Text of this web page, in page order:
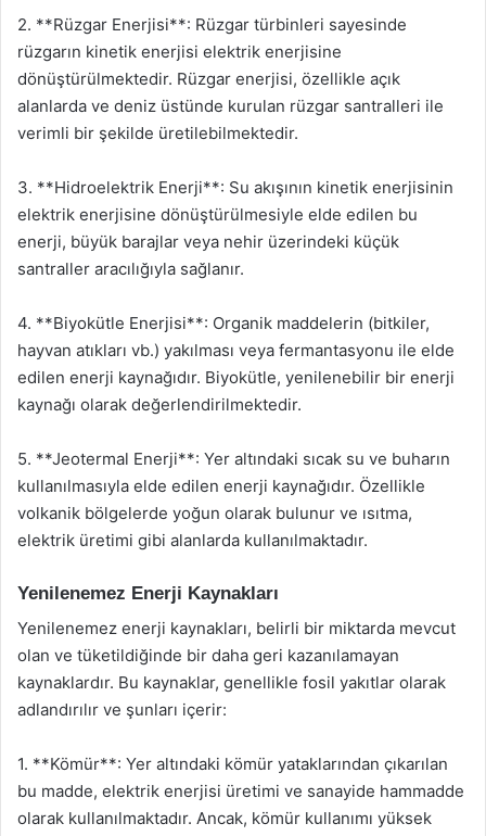
2. **Rüzgar Enerjisi**: Rüzgar türbinleri sayesinde
rüzgarın kinetik enerjisi elektrik enerjisine
dönüştürülmektedir. Rüzgar enerjisi, özellikle açık
alanlarda ve deniz üstünde kurulan rüzgar santralleri ile
verimli bir şekilde üretilebilmektedir.
3. **Hidroelektrik Enerji**: Su akışının kinetik enerjisinin
elektrik enerjisine dönüştürülmesiyle elde edilen bu
enerji, büyük barajlar veya nehir üzerindeki küçük
santraller aracılığıyla sağlanır.
4. **Biyokütle Enerjisi**: Organik maddelerin (bitkiler,
hayvan atıkları vb.) yakılması veya fermantasyonu ile elde
edilen enerji kaynağıdır. Biyokütle, yenilenebilir bir enerji
kaynağı olarak değerlendirilmektedir.
5. **Jeotermal Enerji**: Yer altındaki sıcak su ve buharın
kullanılmasıyla elde edilen enerji kaynağıdır. Özellikle
volkanik bölgelerde yoğun olarak bulunur ve ısıtma,
elektrik üretimi gibi alanlarda kullanılmaktadır.
Yenilenemez Enerji Kaynakları
Yenilenemez enerji kaynakları, belirli bir miktarda mevcut
olan ve tüketildiğinde bir daha geri kazanılamayan
kaynaklardır. Bu kaynaklar, genellikle fosil yakıtlar olarak
adlandırılır ve şunları içerir:
1. **Kömür**: Yer altındaki kömür yataklarından çıkarılan
bu madde, elektrik enerjisi üretimi ve sanayide hammadde
olarak kullanılmaktadır. Ancak, kömür kullanımı yüksek